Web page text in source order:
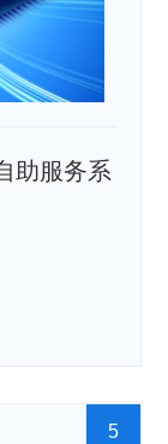
助服务系
5